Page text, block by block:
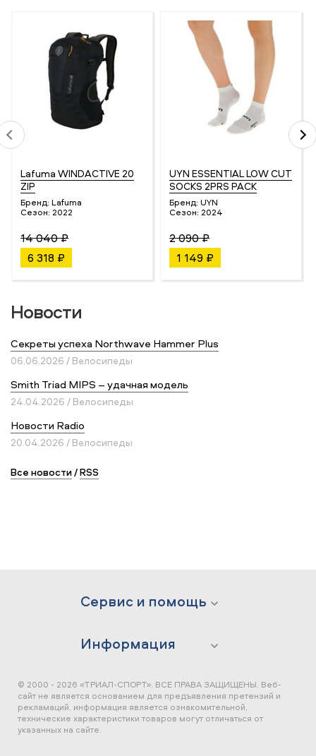
Lafuma WINDACTIVE 20
ZIP
Бренд: Lafuma
Сезон: 2022
14 040 ₽
6 318 ₽
UYN ESSENTIAL LOW CUT
SOCKS 2PRS PACK
Бренд: UYN
Сезон: 2024
2 090 ₽
1 149 ₽
Новости
Секреты успеха Northwave Hammer Plus
06.06.2026 / Велосипеды
Smith Triad MIPS – удачная модель
24.04.2026 / Велосипеды
Новости Radio
20.04.2026 / Велосипеды
Все новости/RSS
Сервис и помощь
Информация
© 2000 - 2026 «ТРИАЛ-СПОРТ». ВСЕ ПРАВА ЗАЩИЩЕНЫ. Веб-
сайт не является основанием для предъявления претензий и
рекламаций, информация является ознакомительной,
технические характеристики товаров могут отличаться от
указанных на сайте.